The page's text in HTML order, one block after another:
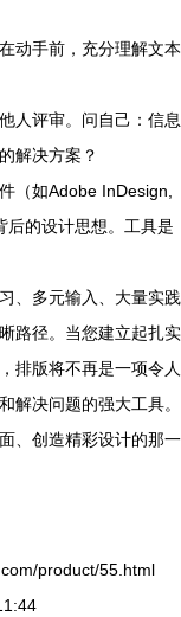
动手前，充分理解文本
人评审。问自己：信息
解决方案？
（如Adobe InDesign,
后的设计思想。工具是
、多元输入、大量实践
路径。当您建立起扎实
排版将不再是一项令人
解决问题的强大工具。
、创造精彩设计的那一
product/55.html